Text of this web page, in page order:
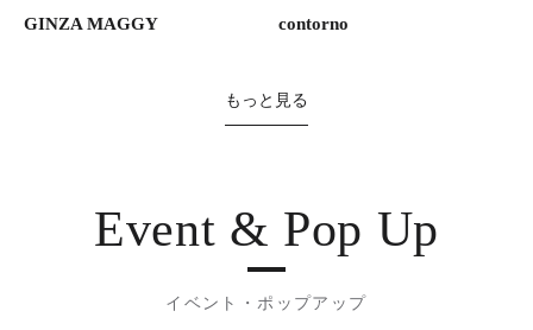
GINZA MAGGY contorno
もっと見る
Event & Pop Up
イベント・ポップアップ